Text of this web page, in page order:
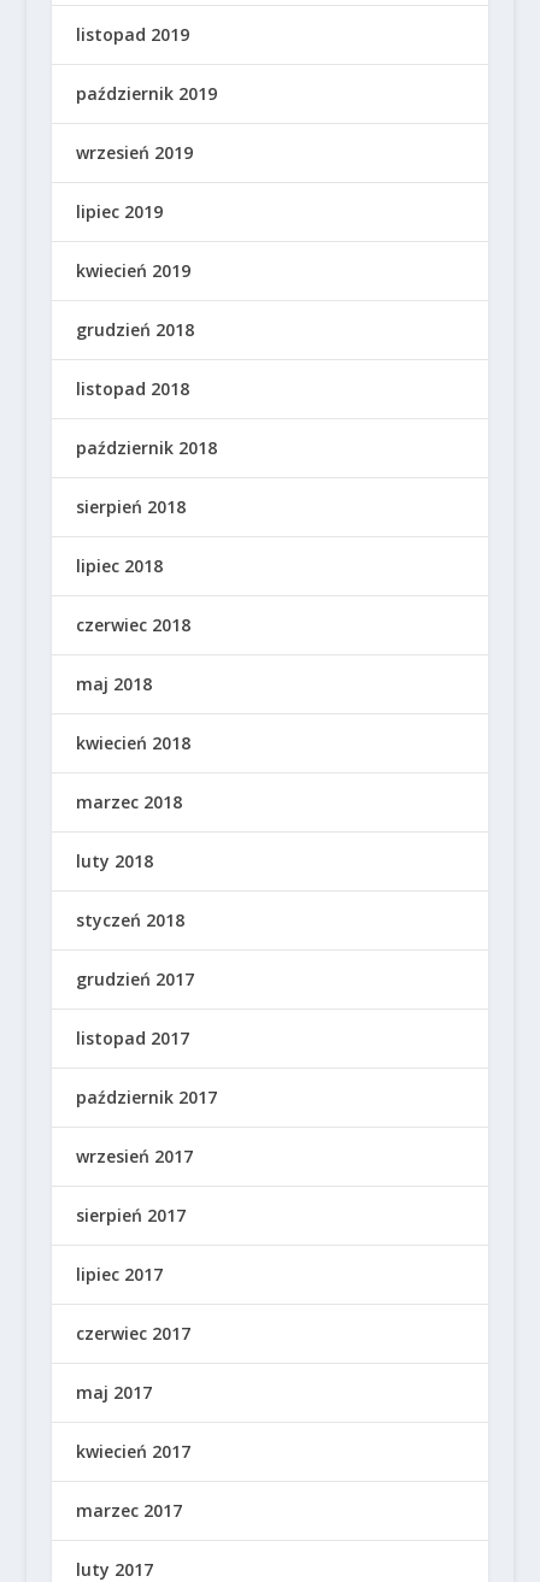
listopad 2019
październik 2019
wrzesień 2019
lipiec 2019
kwiecień 2019
grudzień 2018
listopad 2018
październik 2018
sierpień 2018
lipiec 2018
czerwiec 2018
maj 2018
kwiecień 2018
marzec 2018
luty 2018
styczeń 2018
grudzień 2017
listopad 2017
październik 2017
wrzesień 2017
sierpień 2017
lipiec 2017
czerwiec 2017
maj 2017
kwiecień 2017
marzec 2017
luty 2017